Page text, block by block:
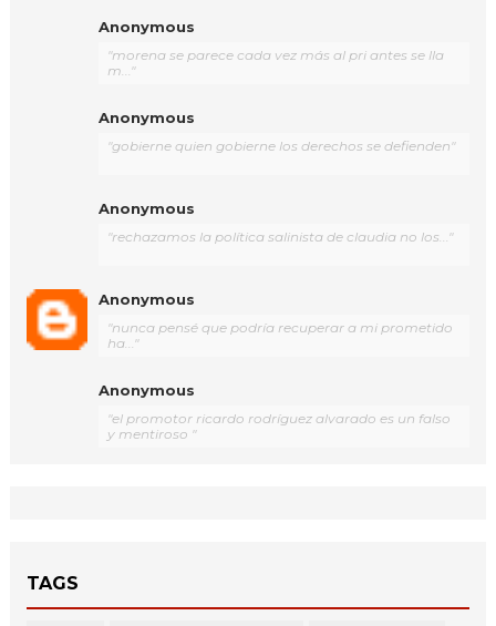
Anonymous
"morena se parece cada vez más al pri antes se lla
m..."
Anonymous
"gobierne quien gobierne los derechos se defienden"
Anonymous
"rechazamos la política salinista de claudia no los..."
Anonymous
"nunca pensé que podría recuperar a mi prometido
ha..."
Anonymous
"el promotor ricardo rodríguez alvarado es un falso
y mentiroso "
TAGS